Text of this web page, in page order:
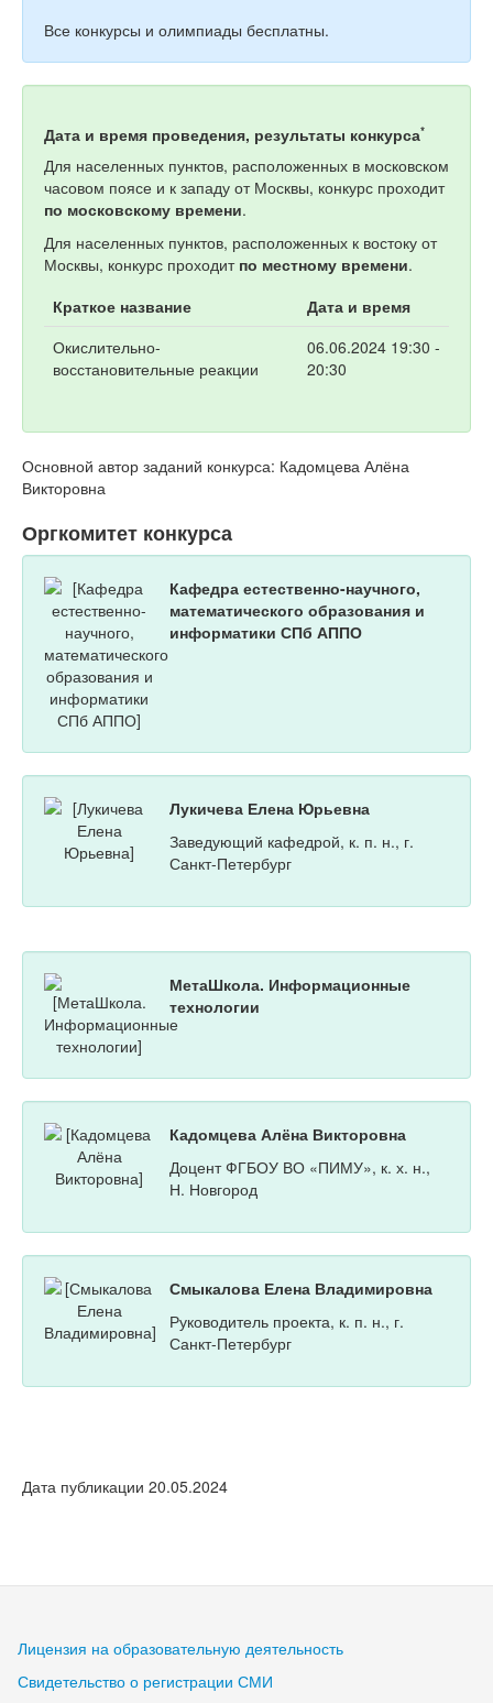
Все конкурсы и олимпиады бесплатны.
Дата и время проведения, результаты конкурса*
Для населенных пунктов, расположенных в московском
часовом поясе и к западу от Москвы, конкурс проходит
по московскому времени.
Для населенных пунктов, расположенных к востоку от
Москвы, конкурс проходит по местному времени.
Краткое название
Дата и время
Окислительно-
восстановительные реакции
06.06.2024 19:30 -
20:30
Основной автор заданий конкурса: Кадомцева Алёна
Викторовна
Оргкомитет конкурса
Кафедра естественно-научного,
математического образования и
информатики СПб АППО
Лукичева Елена Юрьевна
Заведующий кафедрой, к. п. н., г.
Санкт-Петербург
МетаШкола. Информационные
технологии
Кадомцева Алёна Викторовна
Доцент ФГБОУ ВО «ПИМУ», к. х. н.,
Н. Новгород
Смыкалова Елена Владимировна
Руководитель проекта, к. п. н., г.
Санкт-Петербург
Дата публикации 20.05.2024
Лицензия на образовательную деятельность
Свидетельство о регистрации СМИ